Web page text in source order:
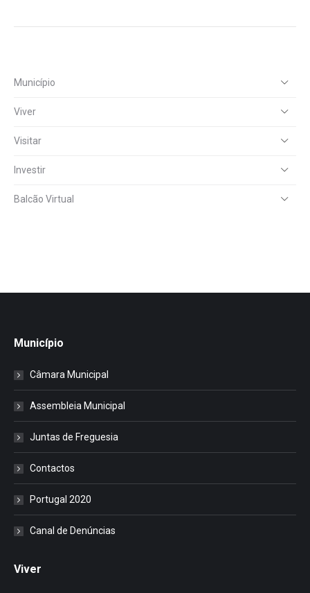
Município
Viver
Visitar
Investir
Balcão Virtual
Município
Câmara Municipal
Assembleia Municipal
Juntas de Freguesia
Contactos
Portugal 2020
Canal de Denúncias
Viver